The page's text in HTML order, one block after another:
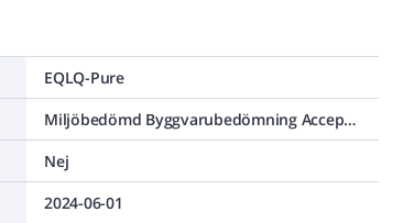
EQLQ-Pure
Miljöbedömd Byggvarubedömning Accepteras
Nej
2024-06-01